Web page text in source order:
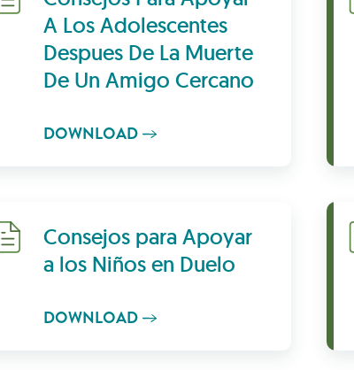
A Los Adolescentes
Despues De La Muerte
De Un Amigo Cercano
DOWNLOAD
DownloadConsejos para Apoyar
a los Niños en Duelo
DOWNLOAD